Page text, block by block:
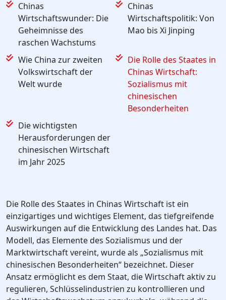
Chinas
Wirtschaftswunder: Die
Geheimnisse des
raschen Wachstums
Chinas
Wirtschaftspolitik: Von
Mao bis Xi Jinping
Wie China zur zweiten
Volkswirtschaft der
Welt wurde
Die Rolle des Staates in
Chinas Wirtschaft:
Sozialismus mit
chinesischen
Besonderheiten
Die wichtigsten
Herausforderungen der
chinesischen Wirtschaft
im Jahr 2025
Die Rolle des Staates in Chinas Wirtschaft ist ein
einzigartiges und wichtiges Element, das tiefgreifende
Auswirkungen auf die Entwicklung des Landes hat. Das
Modell, das Elemente des Sozialismus und der
Marktwirtschaft vereint, wurde als „Sozialismus mit
chinesischen Besonderheiten“ bezeichnet. Dieser
Ansatz ermöglicht es dem Staat, die Wirtschaft aktiv zu
regulieren, Schlüsselindustrien zu kontrollieren und